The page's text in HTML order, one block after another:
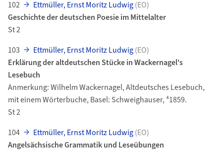
102 Ettmüller, Ernst Moritz Ludwig(EO)
Geschichte der deutschen Poesie im Mittelalter
St 2
103
Ettmüller, Ernst Moritz Ludwig(EO)
Erklärung der altdeutschen Stücke in Wackernagel's
Lesebuch
Anmerkung: Wilhelm Wackernagel, Altdeutsches Lesebuch,
mit einem Wörterbuche, Basel: Schweighauser, ⁴1859.
St 2
104
Ettmüller, Ernst Moritz Ludwig(EO)
Angelsächsische Grammatik und Leseübungen